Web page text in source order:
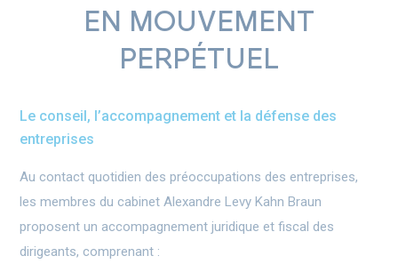
EN MOUVEMENT
PERPÉTUEL
Le conseil, l’accompagnement et la défense des
entreprises
Au contact quotidien des préoccupations des entreprises,
les membres du cabinet Alexandre Levy Kahn Braun
proposent un accompagnement juridique et fiscal des
dirigeants, comprenant :